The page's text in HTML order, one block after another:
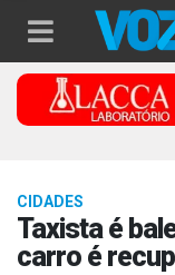
CIDADES
Taxista é
carro é